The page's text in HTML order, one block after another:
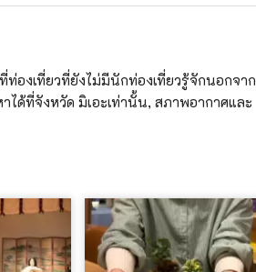
ท่องเที่ยวที่ยังไม่มีนักท่องเที่ยวรู้จักนอกจาก
ด้ที่จังหวัด มิเอะเท่านั้น, สภาพอากาศและ